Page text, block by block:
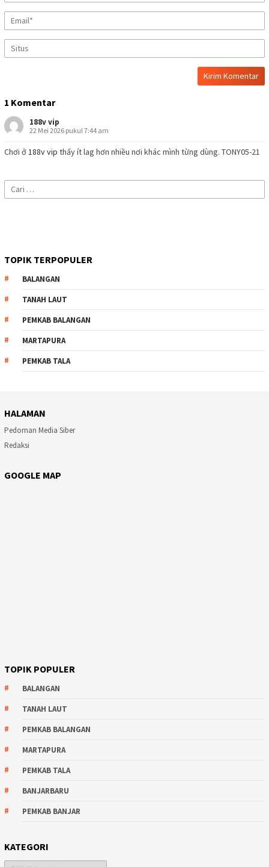
1 Komentar
188v vip
22 Mei 2026 pukul 7:44 am
Chơi ở188v vip thấy ít lag hơn nhiều nơi khác mình từng dùng. TONY05-21
Cari
untuk:
TOPIK TERPOPULER
BALANGAN
TANAH LAUT
PEMKAB BALANGAN
MARTAPURA
PEMKAB TALA
HALAMAN
Pedoman Media Siber
Redaksi
GOOGLE MAP
TOPIK POPULER
BALANGAN
TANAH LAUT
PEMKAB BALANGAN
MARTAPURA
PEMKAB TALA
BANJARBARU
PEMKAB BANJAR
KATEGORI